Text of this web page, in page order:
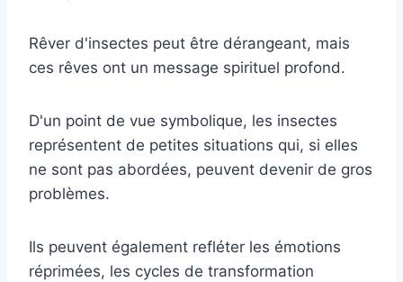
Rêver d'insectes peut être dérangeant, mais
ces rêves ont un message spirituel profond.
D'un point de vue symbolique, les insectes
représentent de petites situations qui, si elles
ne sont pas abordées, peuvent devenir de gros
problèmes.
Ils peuvent également refléter les émotions
réprimées, les cycles de transformation